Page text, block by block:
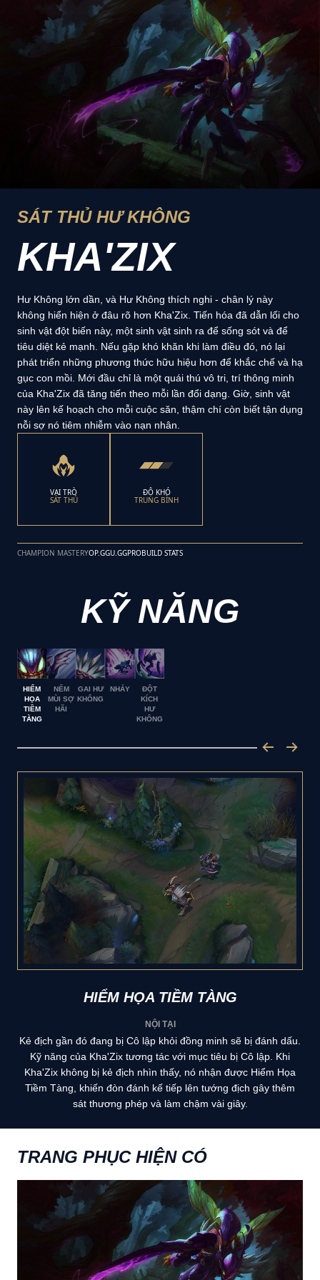
SÁT THỦ HƯ KHÔNG
KHA'ZIX
Hư Không lớn dần, và Hư Không thích nghi - chân lý này
không hiển hiện ở đâu rõ hơn Kha'Zix. Tiến hóa đã dẫn lối cho
sinh vật đột biến này, một sinh vật sinh ra để sống sót và để
tiêu diệt kẻ mạnh. Nếu gặp khó khăn khi làm điều đó, nó lại
phát triển những phương thức hữu hiệu hơn để khắc chế và hạ
gục con mồi. Mới đầu chỉ là một quái thú vô tri, trí thông minh
của Kha'Zix đã tăng tiến theo mỗi lần đổi dạng. Giờ, sinh vật
này lên kế hoạch cho mỗi cuộc săn, thậm chí còn biết tận dụng
nỗi sợ nó tiêm nhiễm vào nạn nhân.
VAI TRÒ
SÁT THỦ
ĐỘ KHÓ
TRUNG BÌNH
CHAMPION MASTERYOP.GGU.GGPROBUILD STATS
KỸ NĂNG
HIỂM
HỌA
TIỀM
TÀNG
NẾM
MÙI SỢ
HÃI
GAI HƯ
KHÔNG
NHẢY
ĐỘT
KÍCH
HƯ
KHÔNG
HIỂM HỌA TIỀM TÀNG
NỘI TẠI
Kẻ địch gần đó đang bị Cô lập khỏi đồng minh sẽ bị đánh dấu.
Kỹ năng của Kha'Zix tương tác với mục tiêu bị Cô lập. Khi
Kha'Zix không bị kẻ địch nhìn thấy, nó nhận được Hiểm Họa
Tiềm Tàng, khiến đòn đánh kế tiếp lên tướng địch gây thêm
sát thương phép và làm chậm vài giây.
TRANG PHỤC HIỆN CÓ